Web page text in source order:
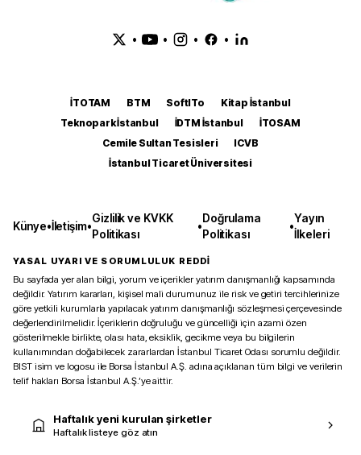
• • • •
İTOTAM BTM SoftITo
Kitap İstanbul
Teknopark İstanbul
İDTM İstanbul
İTOSAM
Cemile Sultan Tesisleri
ICVB
İstanbul Ticaret Üniversitesi
Künye•İletişim•
Gizlilik ve KVKK
Politikası
•
Doğrulama
Politikası
•
Yayın
İlkeleri
YASAL UYARI VE SORUMLULUK REDDİ
Bu sayfada yer alan bilgi, yorum ve içerikler yatırım danışmanlığı kapsamında
değildir. Yatırım kararları, kişisel mali durumunuz ile risk ve getiri tercihlerinize
göre yetkili kurumlarla yapılacak yatırım danışmanlığı sözleşmesi çerçevesinde
değerlendirilmelidir. İçeriklerin doğruluğu ve güncelliği için azami özen
gösterilmekle birlikte, olası hata, eksiklik, gecikme veya bu bilgilerin
kullanımından doğabilecek zararlardan İstanbul Ticaret Odası sorumlu değildir.
BIST isim ve logosu ile Borsa İstanbul A.Ş. adına açıklanan tüm bilgi ve verilerin
telif hakları Borsa İstanbul A.Ş.’ye aittir.
Haftalık yeni kurulan şirketler
Haftalık listeye göz atın